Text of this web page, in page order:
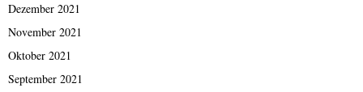
Dezember 2021
November 2021
Oktober 2021
September 2021